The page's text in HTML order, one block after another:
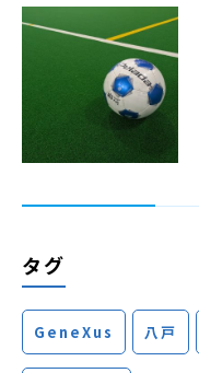
タグ
GeneXus 八戸